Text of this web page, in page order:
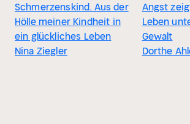
Schmerzenskind. Aus der
Hölle meiner Kindheit in
ein glückliches Leben
Nina Ziegler
Angst
Leben
Gewalt
Dorthe